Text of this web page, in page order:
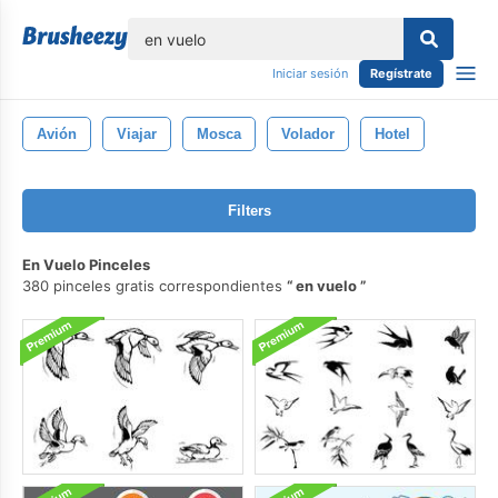
Iniciar sesión Regístrate
Avión Viajar Mosca Volador Hotel
Filters
En Vuelo Pinceles
380 pinceles gratis correspondientes
en vuelo